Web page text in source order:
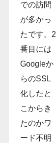
での訪問
が多かっ
たです。2
番目には
Googleか
らのSSL
化したと
こからき
たのかワ
ード不明